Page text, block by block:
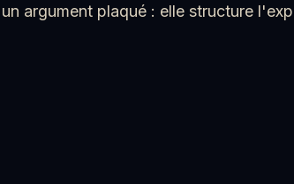
argument plaqué : elle structure